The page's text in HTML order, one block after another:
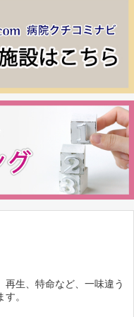
再生、特命など、一味違う
。